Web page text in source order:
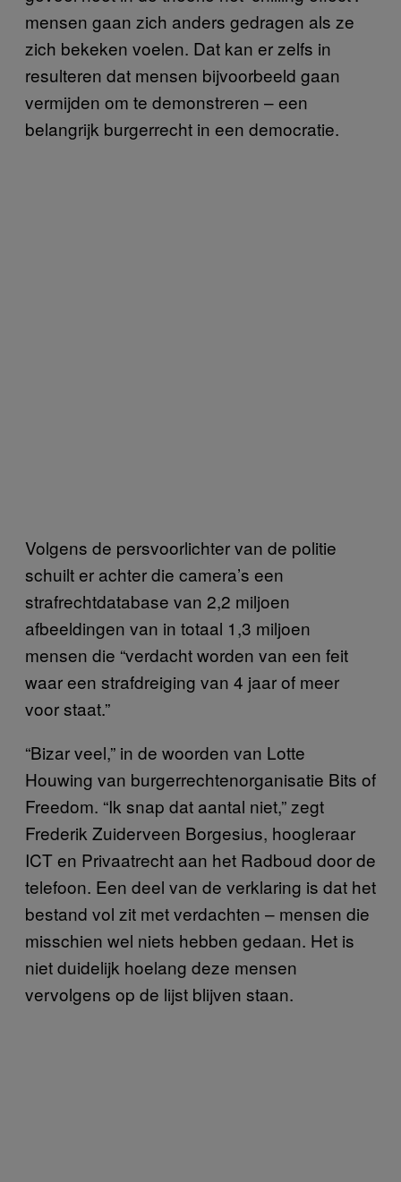
mensen gaan zich anders gedragen als ze
zich bekeken voelen. Dat kan er zelfs in
resulteren dat mensen bijvoorbeeld gaan
vermijden om te demonstreren – een
belangrijk burgerrecht in een democratie.
Volgens de persvoorlichter van de politie
schuilt er achter die camera’s een
strafrechtdatabase van 2,2 miljoen
afbeeldingen van in totaal 1,3 miljoen
mensen die “verdacht worden van een feit
waar een strafdreiging van 4 jaar of meer
voor staat.”
“Bizar veel,” in de woorden van Lotte
Houwing van burgerrechtenorganisatie Bits of
Freedom. “Ik snap dat aantal niet,” zegt
Frederik Zuiderveen Borgesius, hoogleraar
ICT en Privaatrecht aan het Radboud door de
telefoon. Een deel van de verklaring is dat het
bestand vol zit met verdachten – mensen die
misschien wel niets hebben gedaan. Het is
niet duidelijk hoelang deze mensen
vervolgens op de lijst blijven staan.